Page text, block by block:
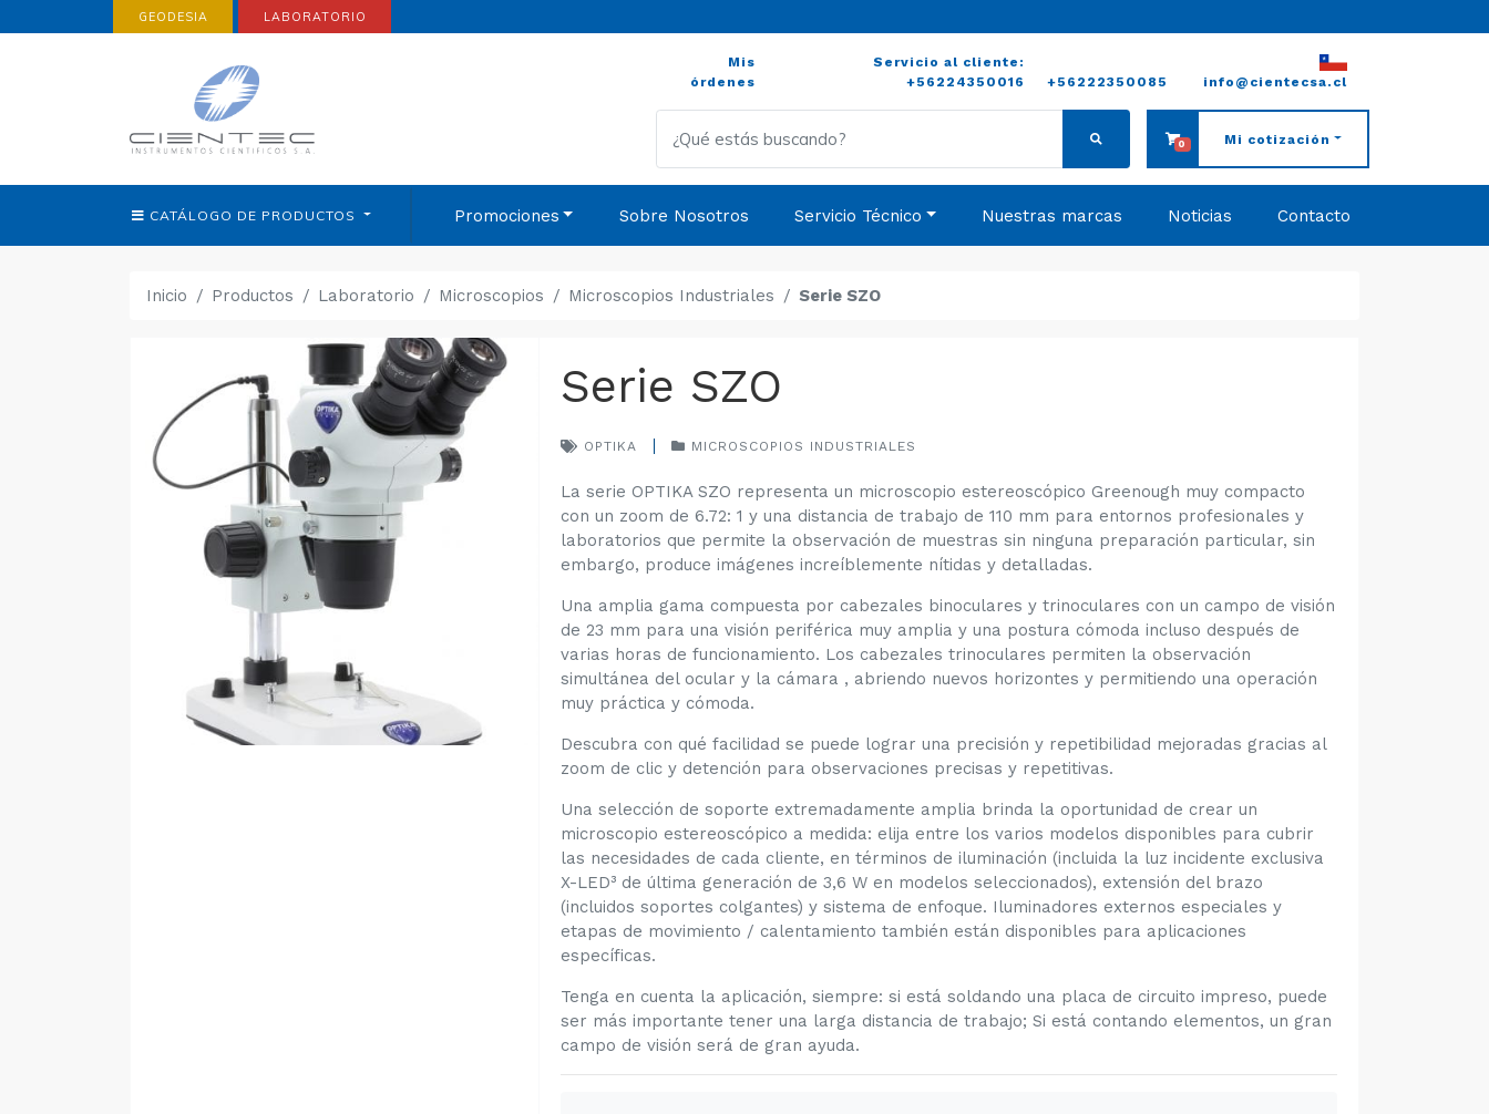
GEODESIA LABORATORIO
Mis
órdenes
Servicio al cliente:
+56224350016
+56222350085 info@cientecsa.cl
0 Mi cotización
CATÁLOGO DE PRODUCTOS Promociones Sobre Nosotros Servicio Técnico Nuestras marcas Noticias Contacto
Inicio Productos Laboratorio Microscopios Microscopios Industriales Serie SZO
Serie SZO
OPTIKA MICROSCOPIOS INDUSTRIALES
La serie OPTIKA SZO representa un microscopio estereoscópico Greenough muy compacto
con un zoom de 6.72: 1 y una distancia de trabajo de 110 mm para entornos profesionales y
laboratorios que permite la observación de muestras sin ninguna preparación particular, sin
embargo, produce imágenes increíblemente nítidas y detalladas.
Una amplia gama compuesta por cabezales binoculares y trinoculares con un campo de visión
de 23 mm para una visión periférica muy amplia y una postura cómoda incluso después de
varias horas de funcionamiento. Los cabezales trinoculares permiten la observación
simultánea del ocular y la cámara , abriendo nuevos horizontes y permitiendo una operación
muy práctica y cómoda.
Descubra con qué facilidad se puede lograr una precisión y repetibilidad mejoradas gracias al
zoom de clic y detención para observaciones precisas y repetitivas.
Una selección de soporte extremadamente amplia brinda la oportunidad de crear un
microscopio estereoscópico a medida: elija entre los varios modelos disponibles para cubrir
las necesidades de cada cliente, en términos de iluminación (incluida la luz incidente exclusiva
X-LED³ de última generación de 3,6 W en modelos seleccionados), extensión del brazo
(incluidos soportes colgantes) y sistema de enfoque. Iluminadores externos especiales y
etapas de movimiento / calentamiento también están disponibles para aplicaciones
específicas.
Tenga en cuenta la aplicación, siempre: si está soldando una placa de circuito impreso, puede
ser más importante tener una larga distancia de trabajo; Si está contando elementos, un gran
campo de visión será de gran ayuda.